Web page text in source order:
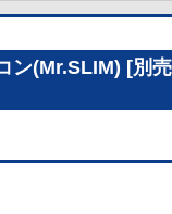
ン(Mr.SLIM) [別